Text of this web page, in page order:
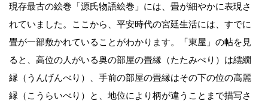
現存最古の絵巻「源氏物語絵巻」には、畳が細やかに表現さ
れていました。ここから、平安時代の宮廷生活には、すでに
畳が一部敷かれていることがわかります。「東屋」の帖を見
ると、高位の人がいる奥の部屋の畳縁（たたみべり）は繧繝
縁（うんげんべり）、手前の部屋の畳縁はその下の位の高麗
縁（こうらいべり）と、地位により柄が違うことまで描写さ